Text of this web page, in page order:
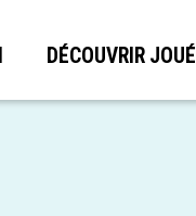
DÉCOUVRIR JOUÉ